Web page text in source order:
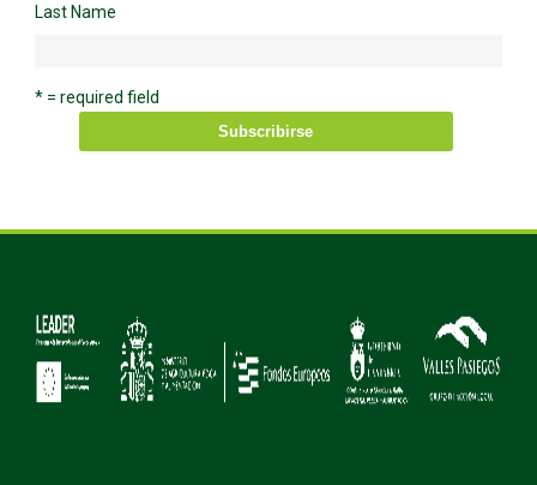
Last Name
* = required field